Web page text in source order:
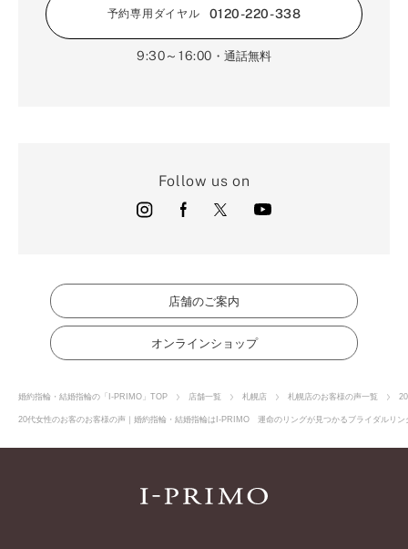
予約専用ダイヤル 0120-220-338
9:30～16:00 ・通話無料
Follow us on
店舗のご案内
オンラインショップ
婚約指輪・結婚指輪の「I-PRIMO」TOP 店舗一覧 札幌店 札幌店のお客様の声一覧
20代女性のお客のお客様の声｜婚約指輪・結婚指輪はI-PRIMO 運命のリングが見つかるブライダルリ